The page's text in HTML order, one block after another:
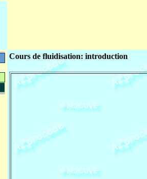
Cours de fluidisation: introduction